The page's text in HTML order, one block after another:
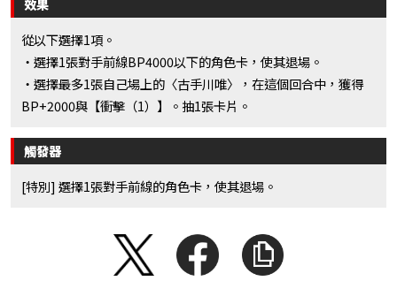
效果
從以下選擇1項。
・選擇1張對手前線BP4000以下的角色卡，使其退場。
・選擇最多1張自己場上的〈古手川唯〉，在這個回合中，獲得
BP+2000與【衝擊（1）】。抽1張卡片。
觸發器
[特別] 選擇1張對手前線的角色卡，使其退場。